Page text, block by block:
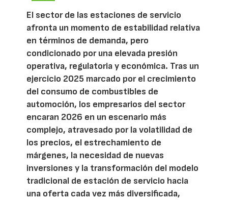
El sector de las estaciones de servicio
afronta un momento de estabilidad relativa
en términos de demanda, pero
condicionado por una elevada presión
operativa, regulatoria y económica. Tras un
ejercicio 2025 marcado por el crecimiento
del consumo de combustibles de
automoción, los empresarios del sector
encaran 2026 en un escenario más
complejo, atravesado por la volatilidad de
los precios, el estrechamiento de
márgenes, la necesidad de nuevas
inversiones y la transformación del modelo
tradicional de estación de servicio hacia
una oferta cada vez más diversificada,